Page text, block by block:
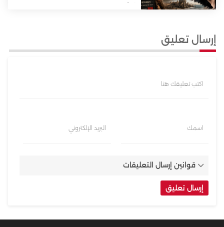
نولان
إرسال تعليق
اكتب تعليقك هنا
اسمك البريد الإلكتروني
قوانين إرسال التعليقات